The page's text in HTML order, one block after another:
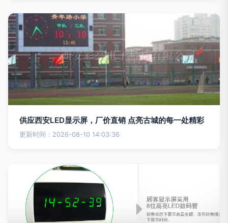
供应西安LED显示屏，厂价直销 点亮古城的每一处精彩
更新时间：2026-08-10 14:03:36